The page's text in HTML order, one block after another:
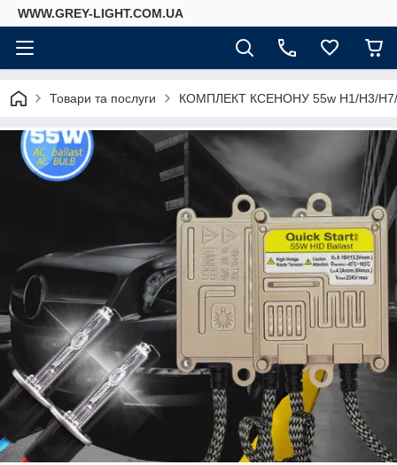
WWW.GREY-LIGHT.COM.UA
Товари та послуги КОМПЛЕКТ КСЕНОНУ 55w H1/H3/H7/